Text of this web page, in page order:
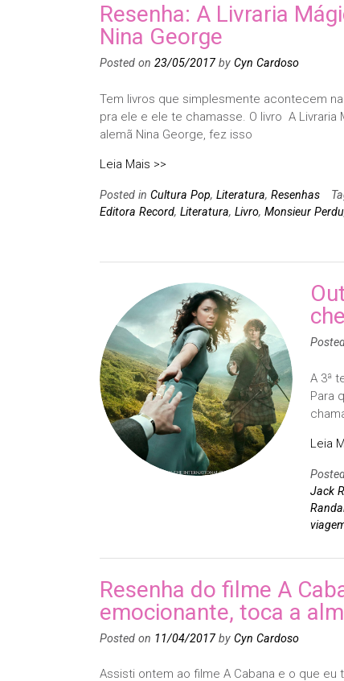
Resenha: A Livraria
Nina George
Posted on 23/05/2017 by Cyn Cardoso
Tem livros que simplesmente acontecem
pra ele e ele te chamasse. O livro A Livraria
alemã Nina George, fez isso
Leia Mais >>
Posted in Cultura Pop, Literatura, Resenhas
Editora Record, Literatura, Livro, Monsieur Perdu
A 3ª
Para
Leia
Jack
Resenha do filme A
emocionante, toca a
Posted on 11/04/2017 by Cyn Cardoso
Assisti ontem ao filme A Cabana e o que eu